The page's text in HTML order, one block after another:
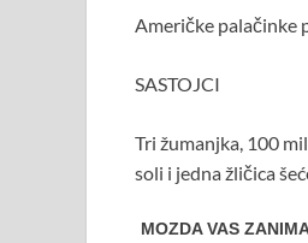
Američke palačinke
SASTOJCI
Tri žumanjka, 100
soli i jedna žličica